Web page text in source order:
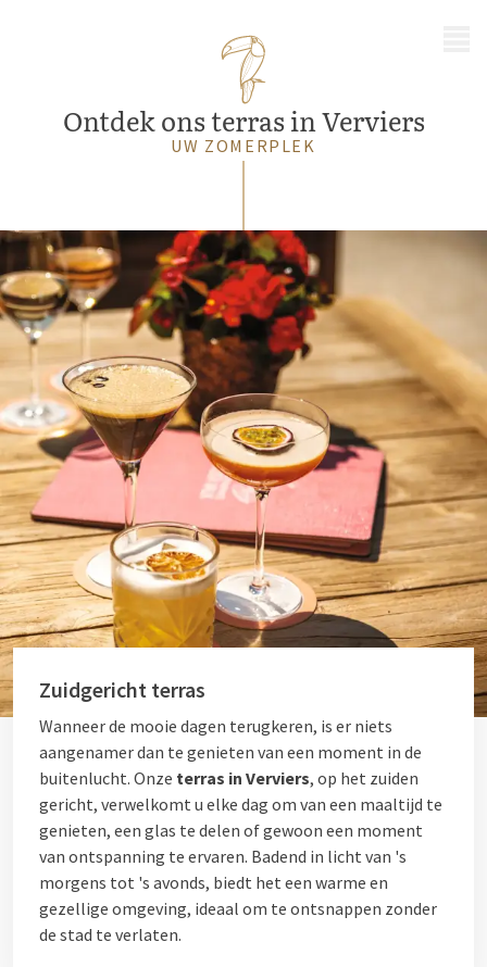
Ontdek ons terras in Verviers
UW ZOMERPLEK
Zuidgericht terras
Wanneer de mooie dagen terugkeren, is er niets
aangenamer dan te genieten van een moment in de
buitenlucht. Onze terras in Verviers, op het zuiden
gericht, verwelkomt u elke dag om van een maaltijd te
genieten, een glas te delen of gewoon een moment
van ontspanning te ervaren. Badend in licht van 's
morgens tot 's avonds, biedt het een warme en
gezellige omgeving, ideaal om te ontsnappen zonder
de stad te verlaten.